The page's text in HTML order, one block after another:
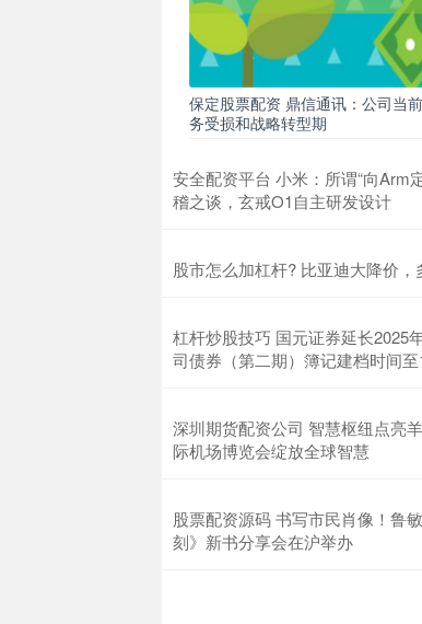
保定股票配资 鼎信通讯：公司当
务受损和战略转型期
安全配资平台 小米：所谓“向Arm
稽之谈，玄戒O1自主研发设计
股市怎么加杠杆? 比亚迪大降价，
杠杆炒股技巧 国元证券延长2025
司债券（第二期）簿记建档时间至
深圳期货配资公司 智慧枢纽点亮
际机场博览会绽放全球智慧
股票配资源码 书写市民肖像！鲁
刻》新书分享会在沪举办